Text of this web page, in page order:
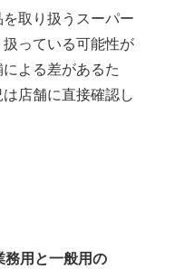
取り扱うスーパー
っている可能性が
よる差があるた
店舗に直接確認し
務用と一般用の